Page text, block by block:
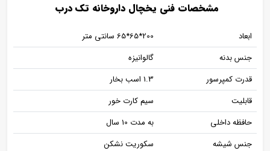
مشخصات فنی یخچال داروخانه تک درب
ابعاد
200*65*65 سانتی متر
جنس بدنه
گالوانیزه
قدرت کمپرسور
1.3 اسب بخار
قابلیت
سیم کارت خور
حافظه داخلی
به مدت 10 سال
جنس شیشه
سکوریت نشکن